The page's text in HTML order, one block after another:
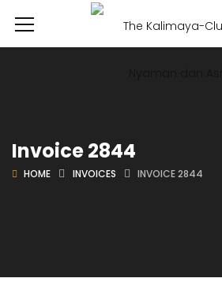
Invoice 2844
HOME INVOICES INVOICE 2844